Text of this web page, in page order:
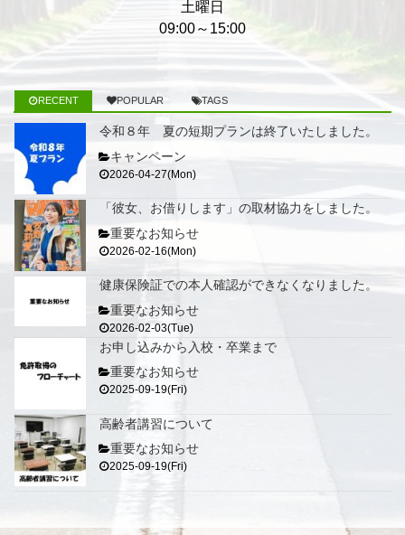
土曜日
09:00～15:00
RECENT POPULAR TAGS
令和８年 夏の短期プランは終了いたしました。
キャンペーン
2026-04-27(Mon)
「彼女、お借りします」の取材協力をしました。
重要なお知らせ
2026-02-16(Mon)
健康保険証での本人確認ができなくなりました。
重要なお知らせ
2026-02-03(Tue)
お申し込みから入校・卒業まで
重要なお知らせ
2025-09-19(Fri)
高齢者講習について
重要なお知らせ
2025-09-19(Fri)